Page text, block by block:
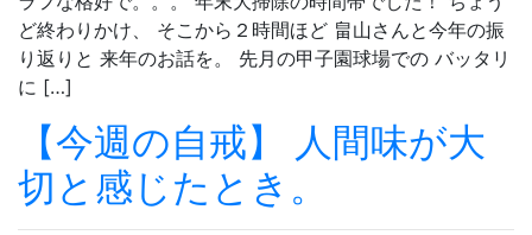
ど終わりかけ、 そこから２時間ほど 畠山さんと今年の振
り返りと 来年のお話を。 先月の甲子園球場での バッタリ
に […]
【今週の自戒】 人間味が大
切と感じたとき。